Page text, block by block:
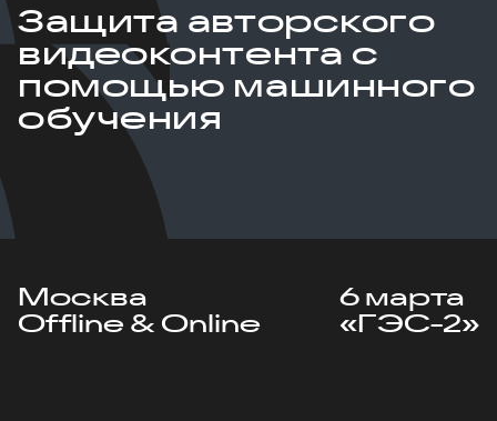
Защита авторского
видеоконтента с
помощью машинного
обучения
Москва
Offline & Online
6 марта
«ГЭС-2»